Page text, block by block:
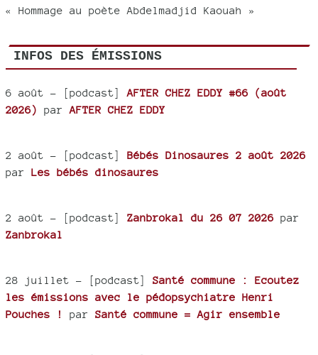
« Hommage au poète Abdelmadjid Kaouah »
INFOS DES ÉMISSIONS
6 août - [podcast] AFTER CHEZ EDDY #66 (août
2026)
par AFTER CHEZ EDDY
2 août - [podcast] Bébés Dinosaures 2 août 2026
par Les bébés dinosaures
2 août - [podcast] Zanbrokal du 26 07 2026 par
Zanbrokal
28 juillet - [podcast] Santé commune : Ecoutez
les émissions avec le pédopsychiatre Henri
Pouches !
par Santé commune = Agir ensemble